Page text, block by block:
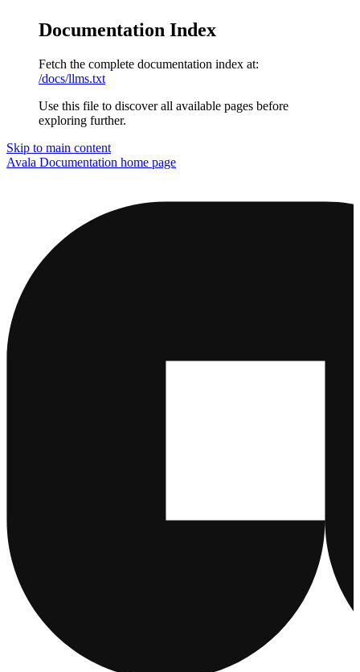
Documentation Index
Fetch the complete documentation index at:
/docs/llms.txt
Use this file to discover all available pages before
exploring further.
Skip to main content
Avala Documentation home page